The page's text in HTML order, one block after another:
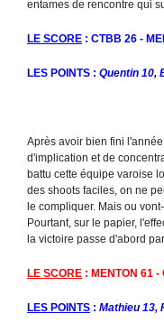
entames de rencontre qui
LE SCORE : CTBB 26 -
LES POINTS : Quentin 10,
Après avoir bien fini
d'implication et de
battu cette équipe varoise
des shoots faciles, on ne
le compliquer. Mais ou
Pourtant, sur le papier,
la victoire passe d'abord
LE SCORE : MENTON 61
LES POINTS : Mathieu 13,